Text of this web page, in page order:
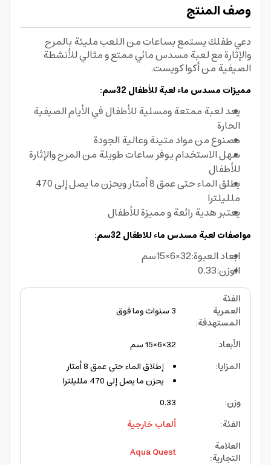
وصف المنتج
دعي طفلك يستمع بساعات من اللعب مليئة بالمرح
والإثارة مع لعبة مسدس مائي ممتع و مثالي للأنشطة
الصيفية من أكوا كويست.
مميزات مسدس ماء لعبة للأطفال 32سم:
يعد لعبة ممتعة ومسلية للأطفال في الأيام الصيفية
الحارة
مصنوع من مواد متينة وعالية الجودة
سهل الاستخدام يوفر ساعات طويلة من المرح والإثارة
للأطفال
يطلق الماء حتى عمق 8 أمتار ويحزن ما يصل إلى 470
ملليلترا
يعتبر هدية رائعة و مميزة للأطفال
مواصفات لعبة مسدس ماء للاطفال 32سم:
ابعاد العبوة:32×6×15سم
الوزن:0.33
الفئة
العمرية
المستهدفة:
3 سنوات وما فوق
الأبعاد:
32×6×15 سم
المزايا:
إطلاق الماء حتى عمق 8 أمتار
يحزن ما يصل إلى 470 ملليلترا
وزن:
0.33
الفئة:
ألعاب خارجية
العلامة
التجارية:
Aqua Quest